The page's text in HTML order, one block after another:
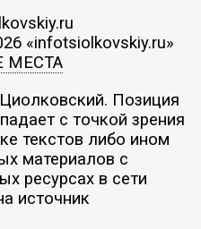
«infotsiolkovskiy.ru»
МЕСТА
Позиция
с точкой зрения
текстов либо ином
материалов с
ресурсах в сети
источник